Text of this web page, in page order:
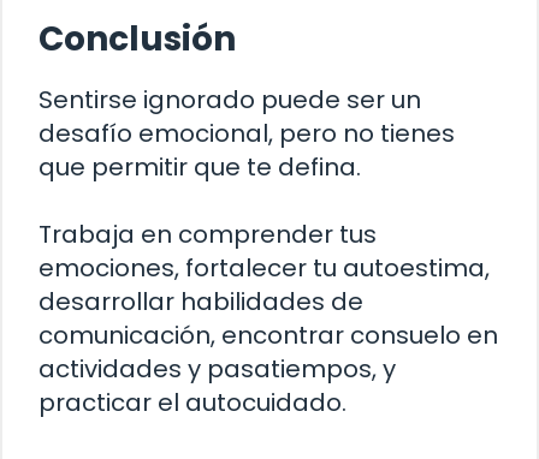
Conclusión
Sentirse ignorado puede ser un
desafío emocional, pero no tienes
que permitir que te defina.
Trabaja en comprender tus
emociones, fortalecer tu autoestima,
desarrollar habilidades de
comunicación, encontrar consuelo en
actividades y pasatiempos, y
practicar el autocuidado.